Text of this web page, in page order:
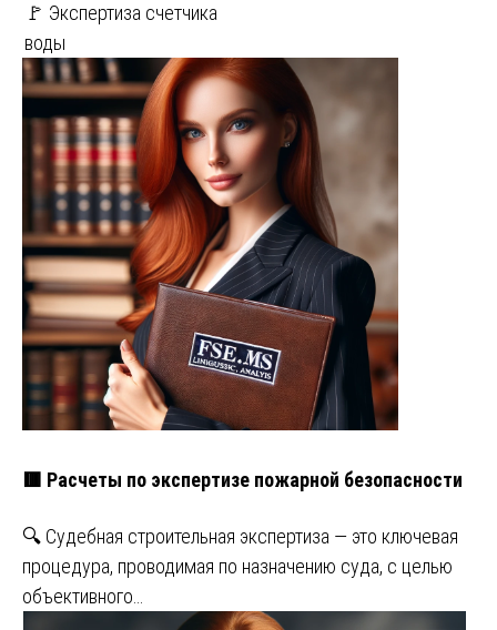
🚩 Экспертиза счетчика
воды
🟥 Расчеты по экспертизе пожарной безопасности
🔍 Судебная строительная экспертиза — это ключевая
процедура, проводимая по назначению суда, с целью
объективного…